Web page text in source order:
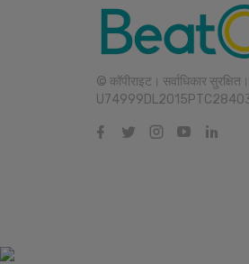
© कॉपीराइट। सर्वाधिकार